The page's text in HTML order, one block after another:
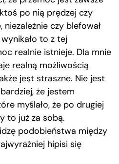
po nią prędzej czy
niezależnie czy blefował
to z tej
realnie istnieje. Dla mnie
realną możliwością
jest straszne. Nie jest
że jestem
myślało, że po drugiej
to już za sobą.
podobieństwa między
hipisi się